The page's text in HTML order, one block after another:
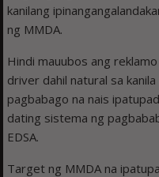
kanilang
ng MMDA.
Hindi mauubos ang
driver dahil natural sa
pagbabago na nais
dating sistema ng
EDSA.
Target ng MMDA na